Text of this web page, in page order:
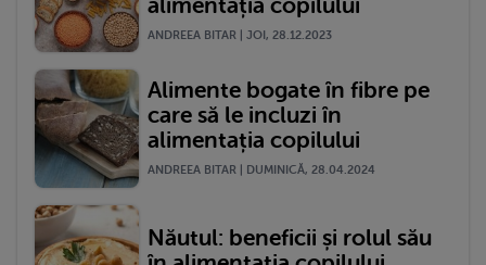
alimentația copilului
ANDREEA BITAR | JOI, 28.12.2023
Alimente bogate în fibre pe
care să le incluzi în
alimentația copilului
ANDREEA BITAR | DUMINICĂ, 28.04.2024
Năutul: beneficii și rolul său